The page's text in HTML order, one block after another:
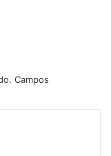
Campos